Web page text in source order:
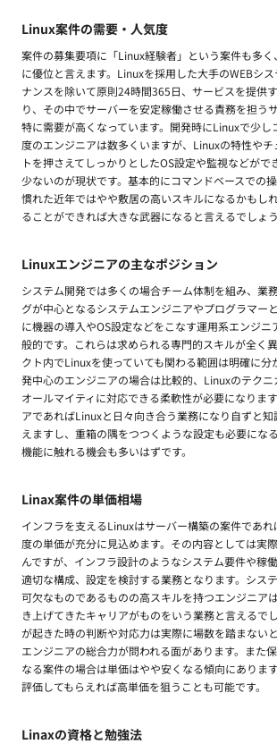
Linux案件の需要・人気度
案件の募集要項に「Linux経験者」という案件も多
に優位と言えます。Linuxを採用した大手のWEBシ
ナンスを除いて原則24時間365日、サービスを提供
り、その中でサーバーを安定稼働させる責務を担う
特に需要が高くなっています。開発時にLinuxで少し
度のエンジニアは数多くいますが、Linuxの特性や
トを押さえてしっかりとしたOS設定や監視などが
少ないのが現状です。基本的にコマンドベースでの
慣れた近年ではやや敷居の高いスキルになるかもし
ることができれば大きな武器になると言えるでしょう
Linuxエンジニアの主なポジション
システム開発では多くの場合チーム体制を組み、業
グが中心となるシステムエンジニアやプログラマー
に機器の導入やOS設定などをこなす運用系エンジ
般的です。これらは求められる専門的スキルが全く
クト内でLinuxを使っていても関わる範囲は明確に分
発中心のエンジニアの場合は比較的、Linuxのテク
オールマイティに対応できる柔軟性が必要になりま
アであればLinuxと日々向き合う業務になり自ずと
えますし、重箱の隅をつつくような設定も必要にな
機能に触れる機会も多いはずです。
Linax案件の単価相場
インフラを支えるLinuxはサーバー構築の案件であ
度の単価が充分に見込めます。その内容としては実
んですが、インフラ設計のようなシステム要件や稼
適切な構成、設定を検討する業務となります。シス
可欠なものであるものの高スキルを持つエンジニア
き上げてきたキャリアがものをいう業務と言えるで
が起きた時の判断や対応力は実際に場数を踏まない
エンジニアの総合力が問われる面があります。また
なる案件の場合は単価はやや安くなる傾向にありま
評価してもらえれば高単価を狙うことも可能です。
Linaxの資格と勉強法